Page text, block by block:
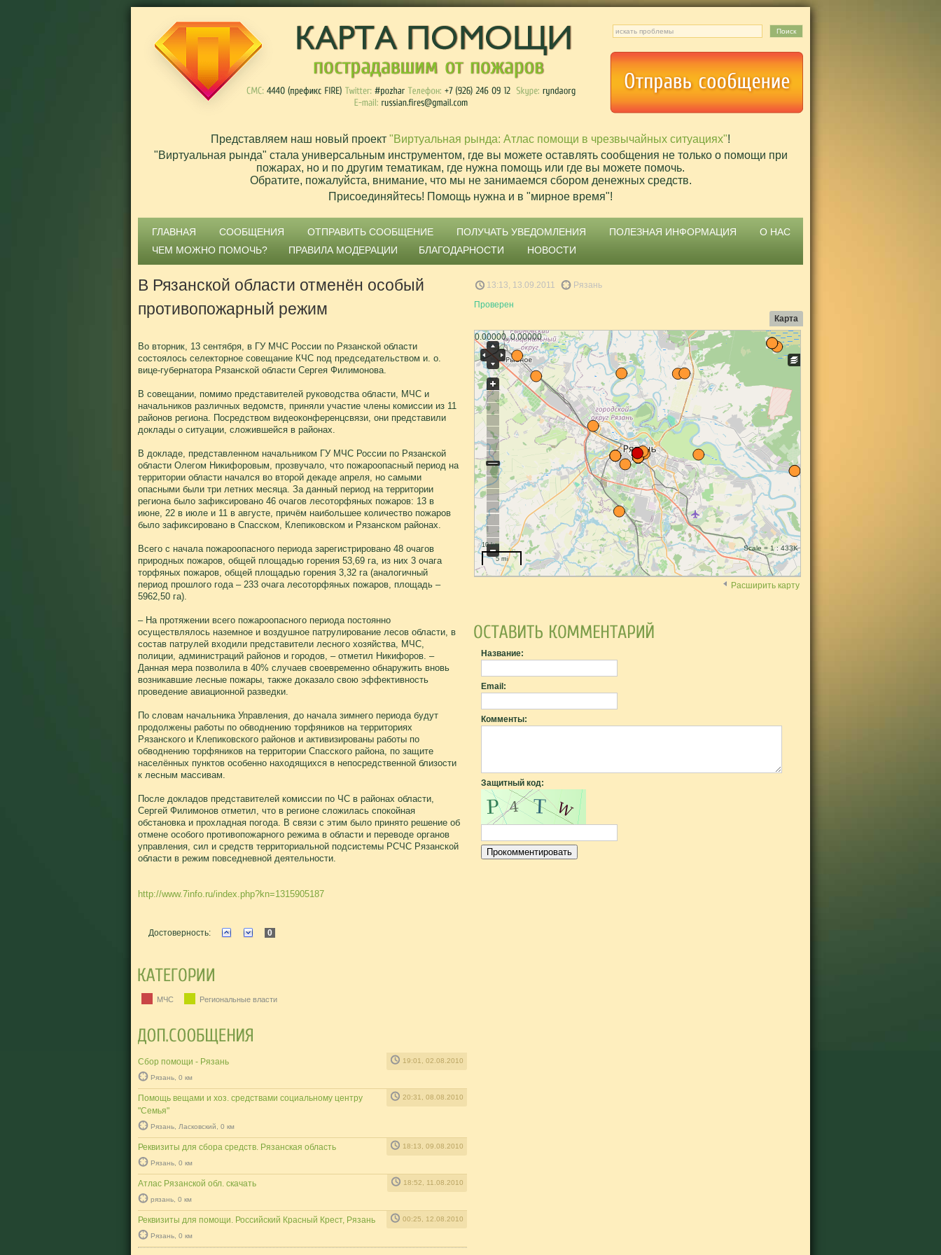
Представляем наш новый проект "Виртуальная рында: Атлас помощи в чрезвычайных ситуациях"!
"Виртуальная рында" стала универсальным инструментом, где вы можете оставлять сообщения не только о помощи при
пожарах, но и по другим тематикам, где нужна помощь или где вы можете помочь.
Обратите, пожалуйста, внимание, что мы не занимаемся сбором денежных средств.
Присоединяйтесь! Помощь нужна и в "мирное время"!
ГЛАВНАЯ СООБЩЕНИЯ ОТПРАВИТЬ СООБЩЕНИЕ ПОЛУЧАТЬ УВЕДОМЛЕНИЯ ПОЛЕЗНАЯ ИНФОРМАЦИЯ
О НАС
ЧЕМ МОЖНО ПОМОЧЬ?
ПРАВИЛА МОДЕРАЦИИ БЛАГОДАРНОСТИ НОВОСТИ
В Рязанской области отменён особый
противопожарный режим
Во вторник, 13 сентября, в ГУ МЧС России по Рязанской области
состоялось селекторное совещание КЧС под председательством и. о.
вице-губернатора Рязанской области Сергея Филимонова.
В совещании, помимо представителей руководства области, МЧС и
начальников различных ведомств, приняли участие члены комиссии из 11
районов региона. Посредством видеоконференцсвязи, они представили
доклады о ситуации, сложившейся в районах.
В докладе, представленном начальником ГУ МЧС России по Рязанской
области Олегом Никифоровым, прозвучало, что пожароопасный период на
территории области начался во второй декаде апреля, но самыми
опасными были три летних месяца. За данный период на территории
региона было зафиксировано 46 очагов лесоторфяных пожаров: 13 в
июне, 22 в июле и 11 в августе, причём наибольшее количество пожаров
было зафиксировано в Спасском, Клепиковском и Рязанском районах.
Всего с начала пожароопасного периода зарегистрировано 48 очагов
природных пожаров, общей площадью горения 53,69 га, из них 3 очага
торфяных пожаров, общей площадью горения 3,32 га (аналогичный
период прошлого года – 233 очага лесоторфяных пожаров, площадь –
5962,50 га).
– На протяжении всего пожароопасного периода постоянно
осуществлялось наземное и воздушное патрулирование лесов области, в
состав патрулей входили представители лесного хозяйства, МЧС,
полиции, администраций районов и городов, – отметил Никифоров. –
Данная мера позволила в 40% случаев своевременно обнаружить вновь
возникавшие лесные пожары, также доказало свою эффективность
проведение авиационной разведки.
По словам начальника Управления, до начала зимнего периода будут
продолжены работы по обводнению торфяников на территориях
Рязанского и Клепиковского районов и активизированы работы по
обводнению торфяников на территории Спасского района, по защите
населённых пунктов особенно находящихся в непосредственной близости
к лесным массивам.
После докладов представителей комиссии по ЧС в районах области,
Сергей Филимонов отметил, что в регионе сложилась спокойная
обстановка и прохладная погода. В связи с этим было принято решение об
отмене особого противопожарного режима в области и переводе органов
управления, сил и средств территориальной подсистемы РСЧС Рязанской
области в режим повседневной деятельности.
http://www.7info.ru/index.php?kn=1315905187
Достоверность: 0
МЧС Региональные власти
Сбор помощи - Рязань 19:01, 02.08.2010
Рязань, 0 км
Помощь вещами и хоз. средствами социальному центру
"Семья"
20:31, 08.08.2010
Рязань, Ласковский, 0 км
Реквизиты для сбора средств. Рязанская область 18:13, 09.08.2010
Рязань, 0 км
Атлас Рязанской обл. скачать 18:52, 11.08.2010
рязань, 0 км
Реквизиты для помощи. Российский Красный Крест, Рязань 00:25, 12.08.2010
Рязань, 0 км
13:13, 13.09.2011
Рязань
Проверен
Карта
0.00000, 0.00000
Scale = 1 : 433K
10 km
5 mi
Расширить карту
Название:
Email:
Комменты:
Защитный код: